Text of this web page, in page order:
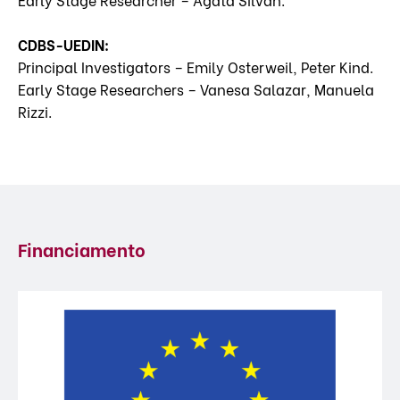
CDBS-UEDIN:
Principal Investigators – Emily Osterweil, Peter Kind.
Early Stage Researchers – Vanesa Salazar, Manuela
Rizzi.
Financiamento